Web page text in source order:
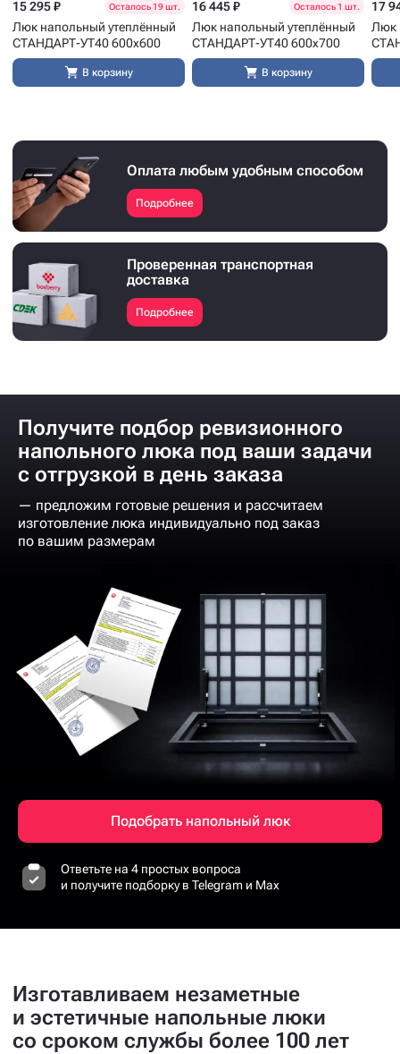
15 295 ₽ Осталось 19 шт.
Люк напольный утеплённый
СТАНДАРТ-УТ40 600x600
В корзину
16 445 ₽ Осталось 1 шт.
Люк напольный утеплённый
СТАНДАРТ-УТ40 600x700
В корзину
17
Люк
Оплата любым удобным способом
Подробнее
Проверенная транспортная
доставка
Подробнее
Получите подбор ревизионного
напольного люка под ваши задачи
с отгрузкой в день заказа
— предложим готовые решения и рассчитаем
изготовление люка индивидуально под заказ
по вашим размерам
Подобрать напольный люк
Ответьте на 4 простых вопроса
и получите подборку в Telegram и Max
Изготавливаем незаметные
и эстетичные напольные люки
со сроком службы более 100 лет